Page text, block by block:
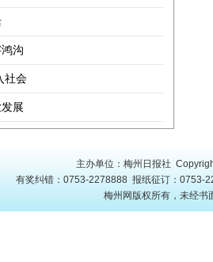
沟
社会
展
主办单位：梅州日报社
有奖纠错：0753-2278888 报纸征订：0753-
梅州网版权所有，未经